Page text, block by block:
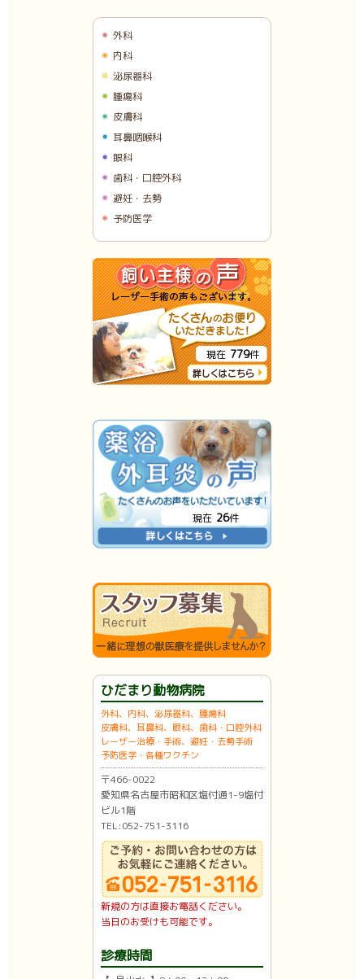
外科
内科
泌尿器科
腫瘍科
皮膚科
耳鼻咽喉科
眼科
歯科・口腔外科
避妊・去勢
予防医学
現在 779件
現在 26件
ひだまり動物病院
外科、内科、泌尿器科、腫瘍科
皮膚科、耳鼻科、眼科、歯科・口腔外科
レーザー治療・手術、避妊・去勢手術
予防医学・各種ワクチン
〒466-0022
愛知県名古屋市昭和区塩付通1-9塩付
ビル1階
TEL:052-751-3116
新規の方は直接お電話ください。
当日のお受けも可能です。
診療時間